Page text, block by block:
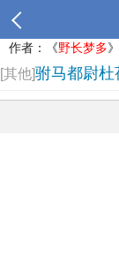
作者：《野长梦多
[其他]驸马都尉